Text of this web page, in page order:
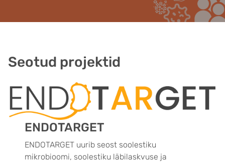
Seotud projektid
ENDOTARGET
ENDOTARGET uurib seost soolestiku
mikrobioomi, soolestiku läbilaskvuse ja